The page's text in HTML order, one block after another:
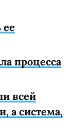
процесса
всей
а система,